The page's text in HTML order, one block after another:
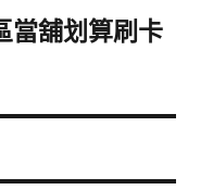
當舖划算刷卡